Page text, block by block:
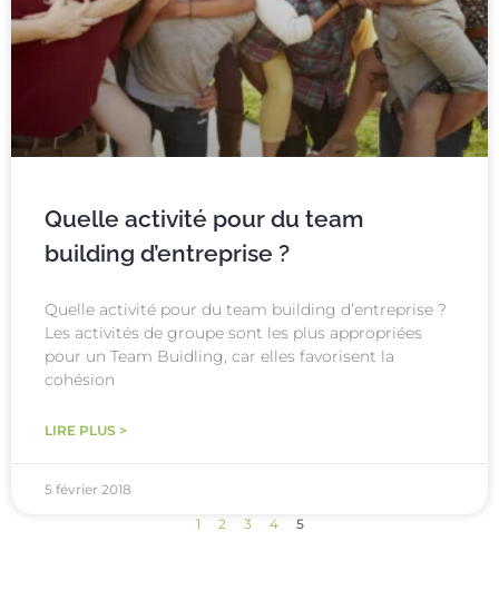
Quelle activité pour du team
building d’entreprise ?
Quelle activité pour du team building d’entreprise ?
Les activités de groupe sont les plus appropriées
pour un Team Buidling, car elles favorisent la
cohésion
LIRE PLUS >
5 février 2018
1 2 3 4 5